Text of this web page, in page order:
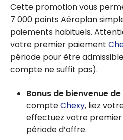
Cette promotion vous
7 000 points Aéroplan
paiements habituels.
votre premier paiement
période pour être
compte ne suffit pas).
Bonus de bienvenue
compteChexy, liez
effectuez votre
période d’offre.